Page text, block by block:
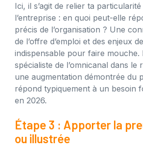
Ici, il s’agit de relier ta
l’entreprise : en quoi peut-elle
précis de l’organisation ? Une
de l’offre d’emploi et des enjeux
indispensable pour faire mouche.
spécialiste de l’omnicanal dans le
une augmentation démontrée du
répond typiquement à un besoin
en 2026.
Étape 3 : Apporter la
ou illustrée